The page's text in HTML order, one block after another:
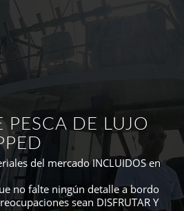
PESCA DE LUJO
del mercado INCLUIDOS en
no falte ningún detalle a bordo
sean DISFRUTAR Y